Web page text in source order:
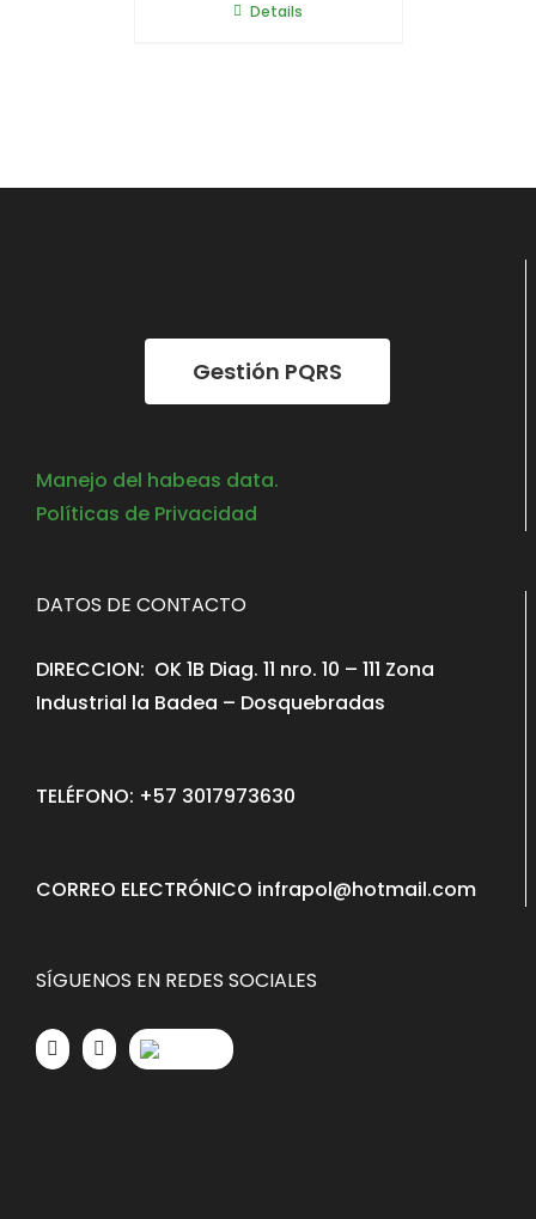
Details
Gestión PQRS
Manejo del habeas data.
Políticas de Privacidad
DATOS DE CONTACTO
DIRECCION: OK 1B Diag. 11 nro. 10 – 111 Zona
Industrial la Badea – Dosquebradas
TELÉFONO: +57 3017973630
CORREO ELECTRÓNICO infrapol@hotmail.com
SÍGUENOS EN REDES SOCIALES